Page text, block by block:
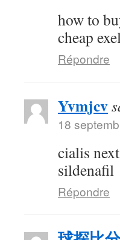
how to
cheap
Répondre
Yvmjcv
18
cialis
sildenafil
Répondre